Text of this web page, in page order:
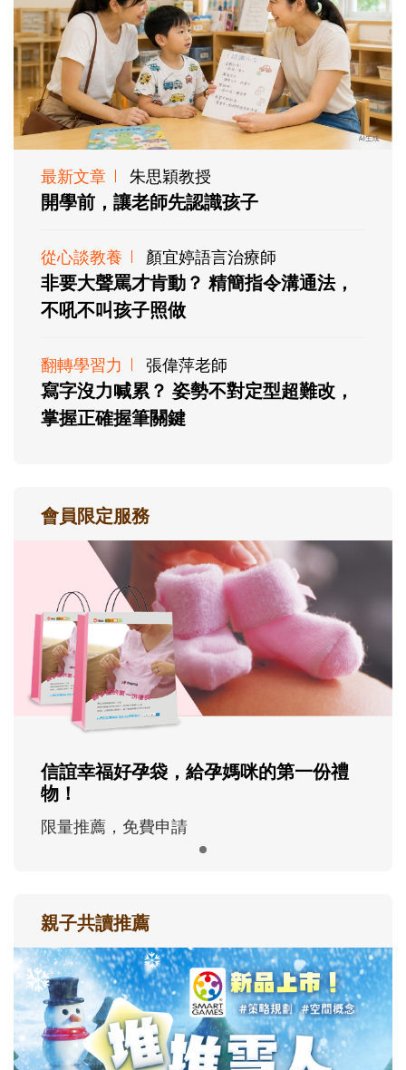
最新文章 朱思穎教授
開學前，讓老師先認識孩子
從心談教養 顏宜婷語言治療師
非要大聲罵才肯動？ 精簡指令溝通法，
不吼不叫孩子照做
翻轉學習力 張偉萍老師
寫字沒力喊累？ 姿勢不對定型超難改，
掌握正確握筆關鍵
會員限定服務
信誼幸福好孕袋，給孕媽咪的第一份禮
物！
限量推薦，免費申請
親子共讀推薦